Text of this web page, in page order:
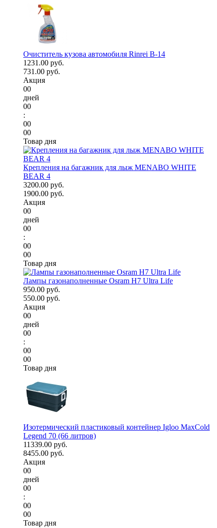
Очиститель кузова автомобиля Rinrei B-14
1231.00 руб.
731.00 руб.
Акция
00
дней
00
:
00
00
Товар дня
Крепления на багажник для лыж MENABO WHITE
BEAR 4
3200.00 руб.
1900.00 руб.
Акция
00
дней
00
:
00
00
Товар дня
Лампы газонаполненные Osram H7 Ultra Life
950.00 руб.
550.00 руб.
Акция
00
дней
00
:
00
00
Товар дня
Изотермический пластиковый контейнер Igloo MaxCold
Legend 70 (66 литров)
11339.00 руб.
8455.00 руб.
Акция
00
дней
00
:
00
00
Товар дня